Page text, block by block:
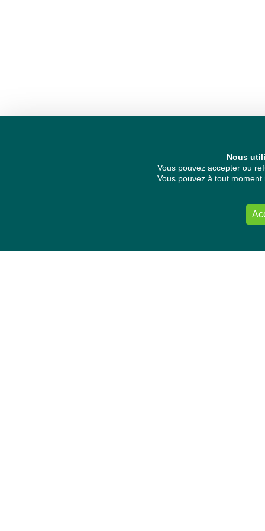
Nous
Vous pouvez accepter ou
Vous pouvez à tout